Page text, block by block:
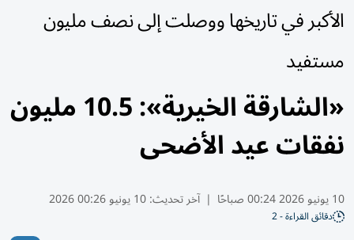
الأكبر في تاريخها ووصلت إلى نصف مليون
مستفيد
«الشارقة الخيرية»: 10.5 مليون
نفقات عيد الأضحى
10 يونيو 2026 00:24 صباحًا | آخر تحديث:10 يونيو 00:26 2026
دقائق القراءة - 2